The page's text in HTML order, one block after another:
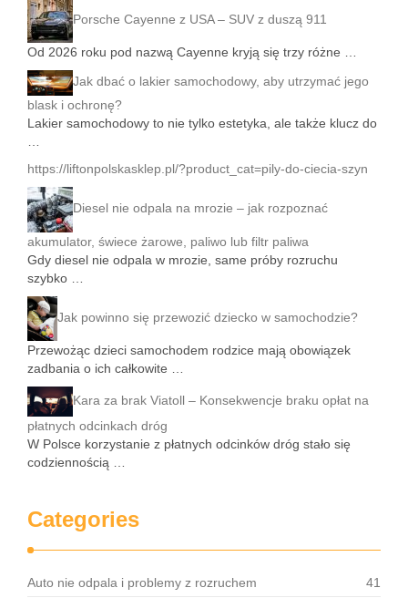
Porsche Cayenne z USA – SUV z duszą 911
Od 2026 roku pod nazwą Cayenne kryją się trzy różne …
Jak dbać o lakier samochodowy, aby utrzymać jego
blask i ochronę?
Lakier samochodowy to nie tylko estetyka, ale także klucz do
https://liftonpolskasklep.pl/?product_cat=pily-do-ciecia-szyn
Diesel nie odpala na mrozie – jak rozpoznać
akumulator, świece żarowe, paliwo lub filtr paliwa
Gdy diesel nie odpala w mrozie, same próby rozruchu
szybko …
Jak powinno się przewozić dziecko w samochodzie?
Przewożąc dzieci samochodem rodzice mają obowiązek
zadbania o ich całkowite …
Kara za brak Viatoll – Konsekwencje braku opłat na
płatnych odcinkach dróg
W Polsce korzystanie z płatnych odcinków dróg stało się
codziennością …
Categories
Auto nie odpala i problemy z rozruchem
41